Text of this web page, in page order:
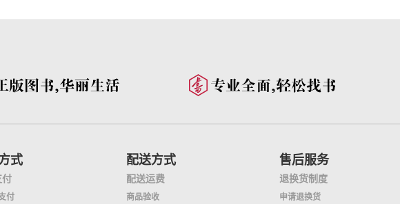
式
付
配送方式
配送运费
商品验收
售后服务
退换货制度
申请退换货